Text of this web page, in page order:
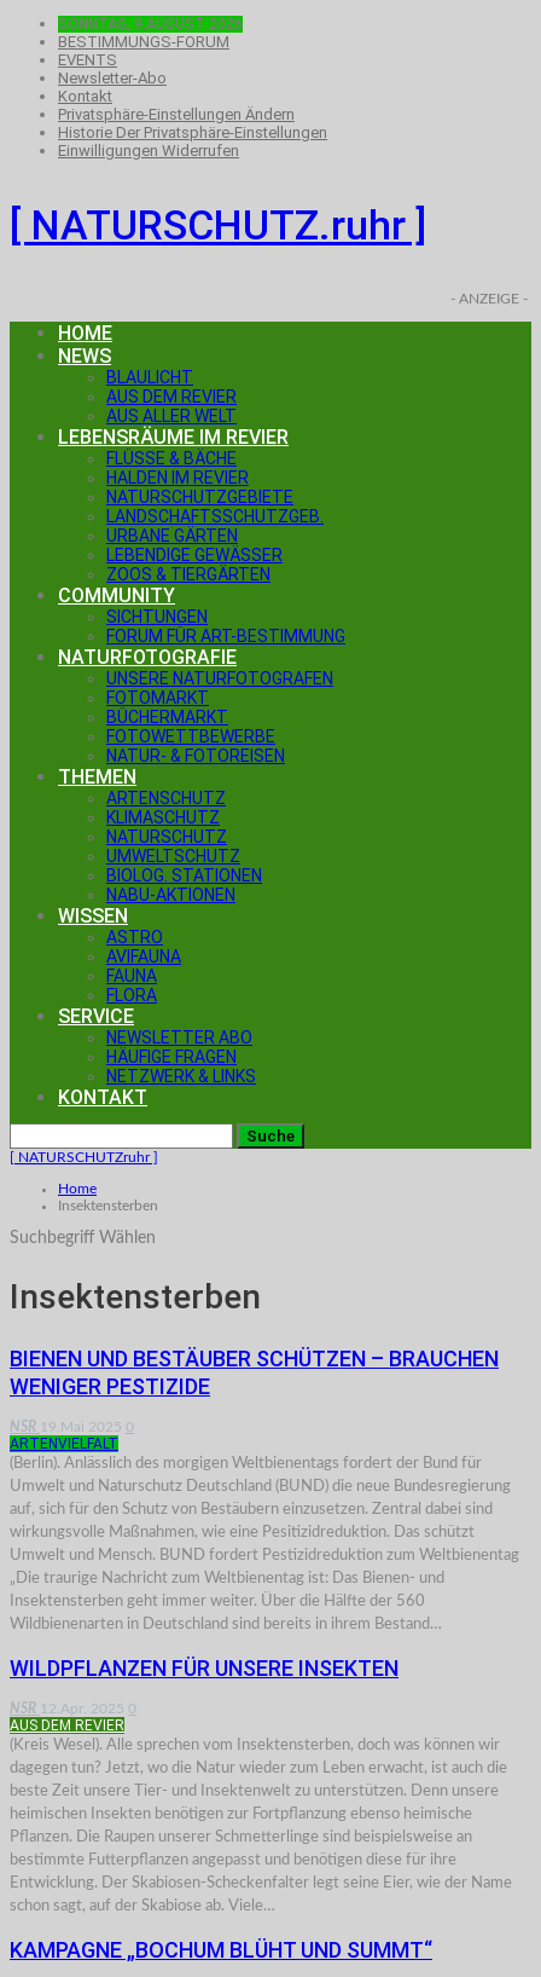
SONNTAG, 9.AUGUST 2026
BESTIMMUNGS-FORUM
EVENTS
Newsletter-Abo
Kontakt
Privatsphäre-Einstellungen Ändern
Historie Der Privatsphäre-Einstellungen
Einwilligungen Widerrufen
[ NATURSCHUTZ.ruhr ]
- ANZEIGE -
HOME
NEWS
BLAULICHT
AUS DEM REVIER
AUS ALLER WELT
LEBENSRÄUME IM REVIER
FLÜSSE & BÄCHE
HALDEN IM REVIER
NATURSCHUTZGEBIETE
LANDSCHAFTSSCHUTZGEB.
URBANE GÄRTEN
LEBENDIGE GEWÄSSER
ZOOS & TIERGÄRTEN
COMMUNITY
SICHTUNGEN
FORUM FÜR ART-BESTIMMUNG
NATURFOTOGRAFIE
UNSERE NATURFOTOGRAFEN
FOTOMARKT
BÜCHERMARKT
FOTOWETTBEWERBE
NATUR- & FOTOREISEN
THEMEN
ARTENSCHUTZ
KLIMASCHUTZ
NATURSCHUTZ
UMWELTSCHUTZ
BIOLOG. STATIONEN
NABU-AKTIONEN
WISSEN
ASTRO
AVIFAUNA
FAUNA
FLORA
SERVICE
NEWSLETTER ABO
HÄUFIGE FRAGEN
NETZWERK & LINKS
KONTAKT
[ NATURSCHUTZruhr ]
Home
Insektensterben
Suchbegriff Wählen
Insektensterben
BIENEN UND BESTÄUBER SCHÜTZEN – BRAUCHEN
WENIGER PESTIZIDE
NSR 19.Mai 2025 0
ARTENVIELFALT
(Berlin). Anlässlich des morgigen Weltbienentags fordert der Bund für
Umwelt und Naturschutz Deutschland (BUND) die neue Bundesregierung
auf, sich für den Schutz von Bestäubern einzusetzen. Zentral dabei sind
wirkungsvolle Maßnahmen, wie eine Pesitizidreduktion. Das schützt
Umwelt und Mensch. BUND fordert Pestizidreduktion zum Weltbienentag
„Die traurige Nachricht zum Weltbienentag ist: Das Bienen- und
Insektensterben geht immer weiter. Über die Hälfte der 560
Wildbienenarten in Deutschland sind bereits in ihrem Bestand…
WILDPFLANZEN FÜR UNSERE INSEKTEN
NSR 12.Apr. 2025 0
AUS DEM REVIER
(Kreis Wesel). Alle sprechen vom Insektensterben, doch was können wir
dagegen tun? Jetzt, wo die Natur wieder zum Leben erwacht, ist auch die
beste Zeit unsere Tier- und Insektenwelt zu unterstützen. Denn unsere
heimischen Insekten benötigen zur Fortpflanzung ebenso heimische
Pflanzen. Die Raupen unserer Schmetterlinge sind beispielsweise an
bestimmte Futterpflanzen angepasst und benötigen diese für ihre
Entwicklung. Der Skabiosen-Scheckenfalter legt seine Eier, wie der Name
schon sagt, auf der Skabiose ab. Viele…
KAMPAGNE „BOCHUM BLÜHT UND SUMMT“